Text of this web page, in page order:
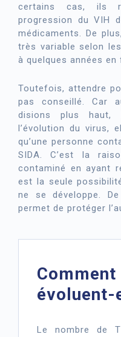
certains cas, ils
progression du VIH
médicaments. De
très variable selon
à quelques années
Toutefois, attendre
pas conseillé. Car
disions plus haut,
l’évolution du virus,
qu’une personne
SIDA. C’est la
contaminé en ayant
est la seule
ne se développe.
permet de protéger
évoluent-
Le nombre de